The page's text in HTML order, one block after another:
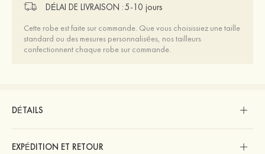
DÉLAI DE LIVRAISON :5-10 jours
Cette robe est faite sur commande. Que vous choisissiez une taille
standard ou des mesures personnalisées, nos tailleurs
confectionnent chaque robe sur commande.
DÉTAILS
EXPÉDITION ET RETOUR